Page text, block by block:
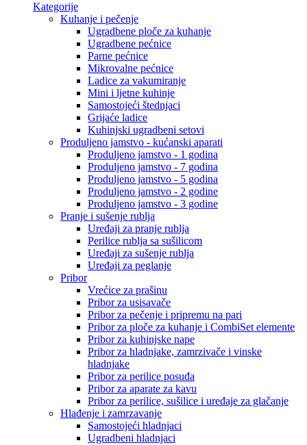
Kategorije
Kuhanje i pečenje
Ugradbene ploče za kuhanje
Ugradbene pećnice
Parne pećnice
Mikrovalne pećnice
Ladice za vakumiranje
Mini i ljetne kuhinje
Samostojeći štednjaci
Grijaće ladice
Kuhinjski ugradbeni setovi
Produljeno jamstvo - kućanski aparati
Produljeno jamstvo - 1 godina
Produljeno jamstvo - 7 godina
Produljeno jamstvo - 5 godina
Produljeno jamstvo - 2 godine
Produljeno jamstvo - 3 godine
Pranje i sušenje rublja
Uređaji za pranje rublja
Perilice rublja sa sušilicom
Uređaji za sušenje rublja
Uređaji za peglanje
Pribor
Vrećice za prašinu
Pribor za usisavače
Pribor za pečenje i pripremu na pari
Pribor za ploče za kuhanje i CombiSet elemente
Pribor za kuhinjske nape
Pribor za hladnjake, zamrzivače i vinske
hladnjake
Pribor za perilice posuđa
Pribor za aparate za kavu
Pribor za perilice, sušilice i uređaje za glačanje
Hlađenje i zamrzavanje
Samostojeći hladnjaci
Ugradbeni hladnjaci